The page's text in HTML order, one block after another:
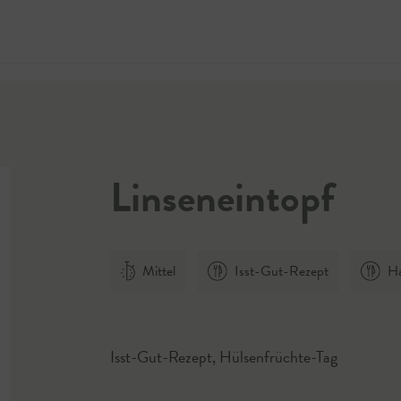
Linseneintopf
Mittel Isst-Gut-Rezept
Isst-Gut-Rezept, Hülsenfrüchte-Tag